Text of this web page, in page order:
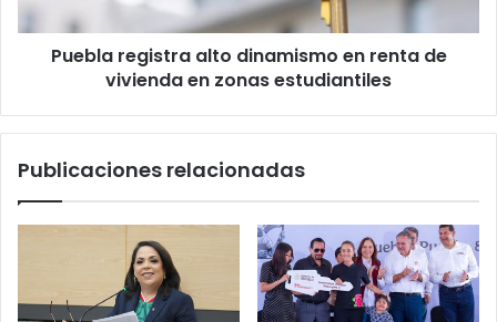
vivienda
en
zonasPuebla registra alto dinamismo en renta de
vivienda en zonas estudiantiles
Publicaciones relacionadas